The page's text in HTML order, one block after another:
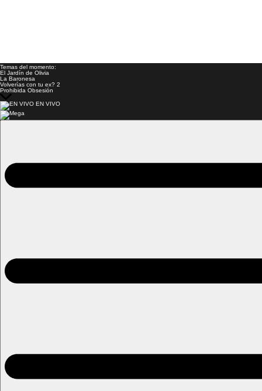
Temas del momento:
El Jardín de Olivia
La Baronesa
Volverías con tu ex? 2
Prohibida Obsesión
EN VIVO